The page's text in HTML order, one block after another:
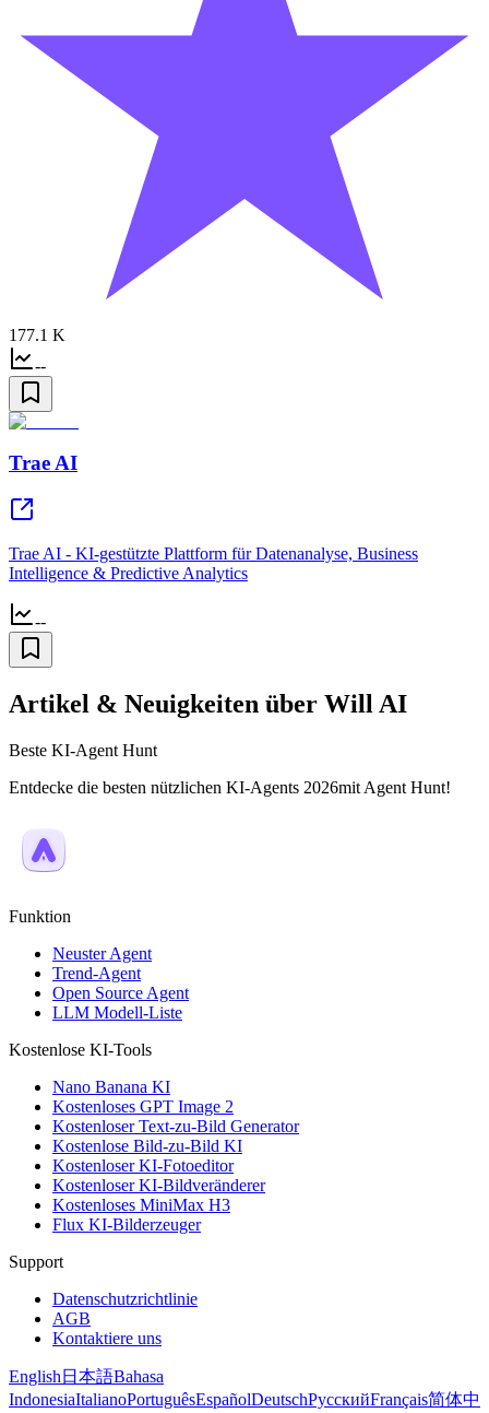
177.1 K
--
Trae AI
Trae AI - KI-gestützte Plattform für Datenanalyse, Business
Intelligence & Predictive Analytics
--
Artikel & Neuigkeiten über Will AI
Beste KI-Agent Hunt
Entdecke die besten nützlichen KI-Agents 2026mit Agent Hunt!
Funktion
Neuster Agent
Trend-Agent
Open Source Agent
LLM Modell-Liste
Kostenlose KI-Tools
Nano Banana KI
Kostenloses GPT Image 2
Kostenloser Text-zu-Bild Generator
Kostenlose Bild-zu-Bild KI
Kostenloser KI-Fotoeditor
Kostenloser KI-Bildveränderer
Kostenloses MiniMax H3
Flux KI-Bilderzeuger
Support
Datenschutzrichtlinie
AGB
Kontaktiere uns
English 日本語Bahasa
IndonesiaItalianoPortuguêsEspañolDeutschРусскийFrançais简体中